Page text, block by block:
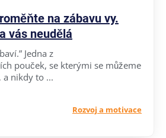
na zábavu vy.
vás neudělá
Jedna z
pouček, se kterými se můžeme
nikdy to ...
Rozvoj a motivace